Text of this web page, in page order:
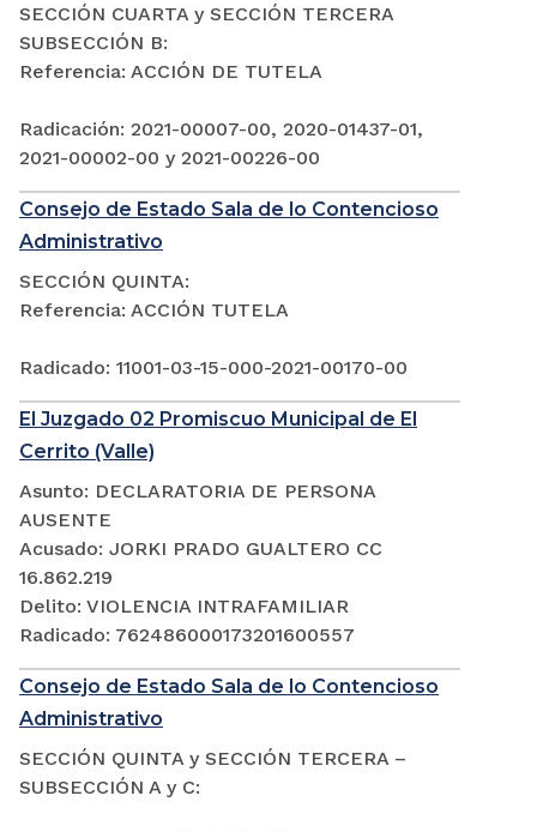
SECCIÓN CUARTA y SECCIÓN TERCERA
SUBSECCIÓN B:
Referencia: ACCIÓN DE TUTELA
Radicación: 2021-00007-00, 2020-01437-01,
2021-00002-00 y 2021-00226-00
Consejo de Estado Sala de lo Contencioso
Administrativo
SECCIÓN QUINTA:
Referencia: ACCIÓN TUTELA
Radicado: 11001-03-15-000-2021-00170-00
El Juzgado 02 Promiscuo Municipal de El
Cerrito (Valle)
Asunto: DECLARATORIA DE PERSONA
AUSENTE
Acusado: JORKI PRADO GUALTERO CC
16.862.219
Delito: VIOLENCIA INTRAFAMILIAR
Radicado: 762486000173201600557
Consejo de Estado Sala de lo Contencioso
Administrativo
SECCIÓN QUINTA y SECCIÓN TERCERA –
SUBSECCIÓN A y C: